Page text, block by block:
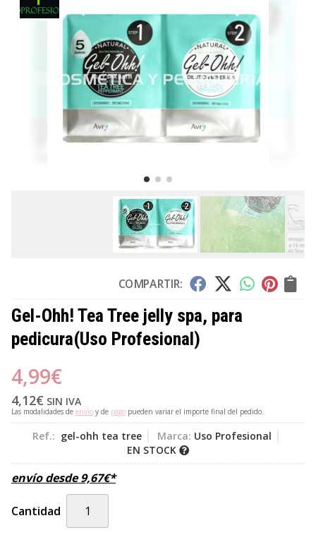
COMPARTIR:
Gel-Ohh! Tea Tree jelly spa, para
pedicura(Uso Profesional)
4,99€
4,12€ SIN IVA
Las modalidades de envío y de pago pueden variar el importe final del pedido.
Ref.: gel-ohh tea tree Marca: Uso Profesional
EN STOCK
envío desde9,67€*
Cantidad